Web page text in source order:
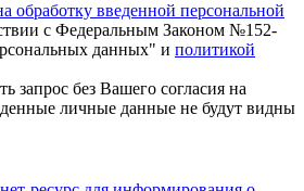
обработку введенной персональной
с Федеральным Законом №152-
данных" и политикой
запрос без Вашего согласия на
личные данные не будут видны